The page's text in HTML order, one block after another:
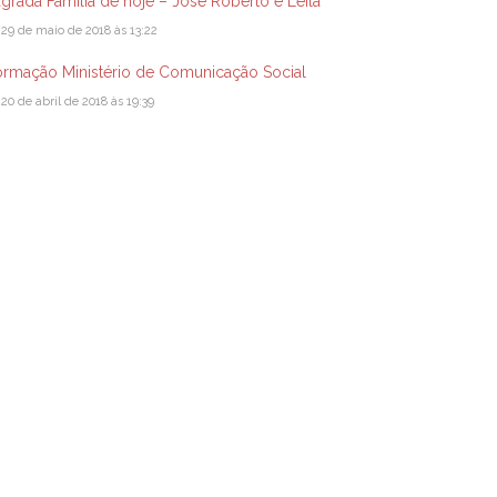
de maio de 2018 às 13:22
Ministério de Comunicação Social
de abril de 2018 às 19:39